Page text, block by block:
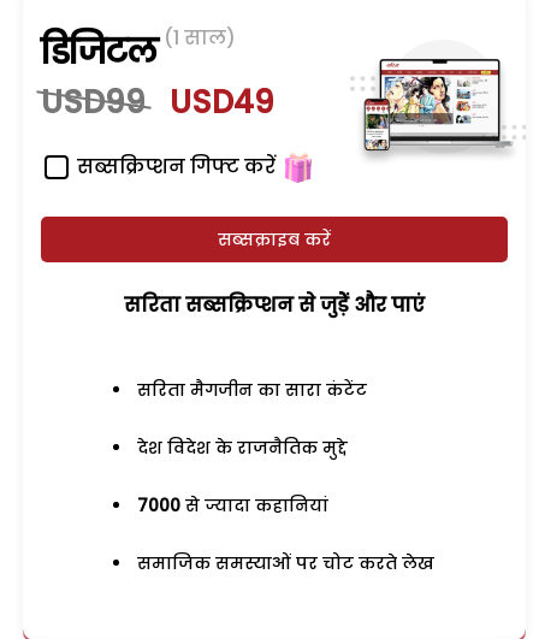
डिजिटल (1 साल)
USD99 USD49
सब्सक्रिप्शन गिफ्ट करें
सब्सक्राइब करें
सरिता सब्सक्रिप्शन से जुड़ेें और पाएं
सरिता मैगजीन का सारा कंटेंट
देश विदेश के राजनैतिक मुद्दे
7000 से ज्यादा कहानियां
समाजिक समस्याओं पर चोट करते लेख